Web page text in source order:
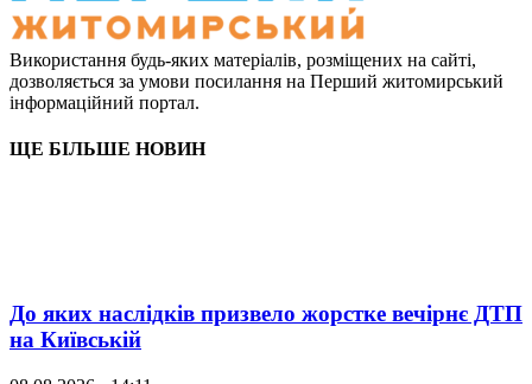
Використання будь-яких матеріалів, розміщених на сайті,
дозволяється за умови посилання на Перший житомирський
інформаційний портал.
ЩЕ БІЛЬШЕ НОВИН
До яких наслідків призвело жорстке вечірнє ДТП
на Київській